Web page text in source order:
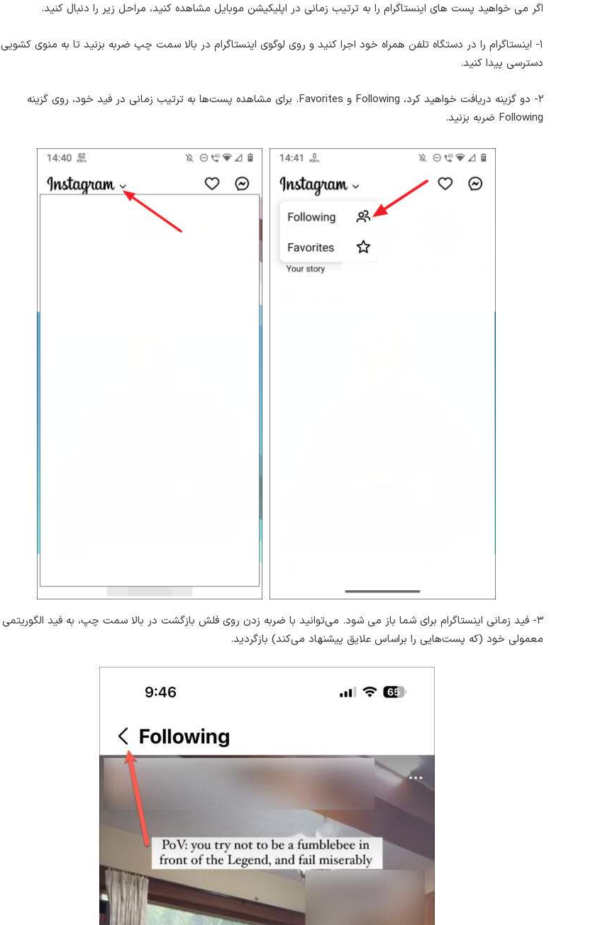
اگر می خواهید پست های اینستاگرام را به ترتیب زمانی در اپلیکیشن موبایل مشاهده کنید، مراحل زیر را دنبال کنید.
۱- اینستاگرام را در دستگاه تلفن همراه خود اجرا کنید و روی لوگوی اینستاگرام در بالا سمت چپ ضربه بزنید تا به منوی کشویی
دسترسی پیدا کنید.
۲- دو گزینه دریافت خواهید کرد، Following و Favorites. برای مشاهده پست‌ها به ترتیب زمانی در فید خود، روی گزینه
Following ضربه بزنید.
۳- فید زمانی اینستاگرام برای شما باز می شود. می‌توانید با ضربه زدن روی فلش بازگشت در بالا سمت چپ، به فید الگوریتمی
معمولی خود (که پست‌هایی را براساس علایق پیشنهاد می‌کند) بازگردید.